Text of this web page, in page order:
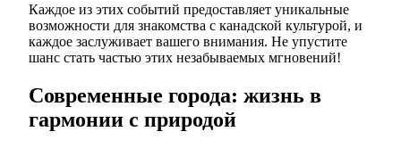
Каждое из этих событий предоставляет уникальные
возможности для знакомства с канадской культурой, и
каждое заслуживает вашего внимания. Не упустите
шанс стать частью этих незабываемых мгновений!
Современные города: жизнь в
гармонии с природой